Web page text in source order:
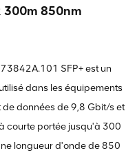
300m 850nm
SFP+ est un
dans les équipements
données de 9,8 Gbit/s et
courte portée jusqu'à 300
longueur d'onde de 850